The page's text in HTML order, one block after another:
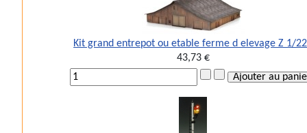
Kit grand entrepot ou etable ferme d elevage Z 1/
43,73 €